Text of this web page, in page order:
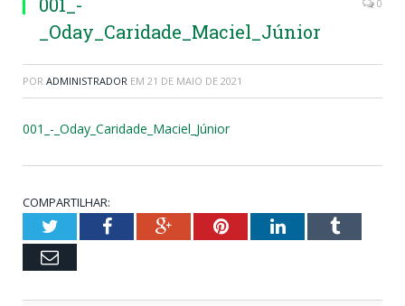
001_-
_Oday_Caridade_Maciel_Júnior
0
POR ADMINISTRADOR EM 21 DE MAIO DE 2021
001_-_Oday_Caridade_Maciel_Júnior
COMPARTILHAR:
TwitterFacebookGoogle+PinterestLinkedInTumblr
Email